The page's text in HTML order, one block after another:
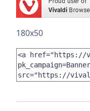
180x50